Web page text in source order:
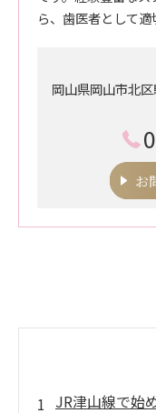
ら、歯医者として適
岡山県岡山市北
お
JR津山線で始